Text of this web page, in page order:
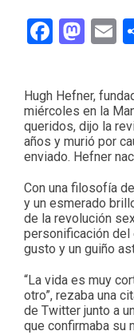
Hugh Hefner,
miércoles en la
queridos, dijo la
años y murió por
enviado. Hefner
Con una filosofía
y un esmerado
de la revolución
personificación
gusto y un guiño
“La vida es muy
otro”, rezaba una
de Twitter junto a
que confirmaba su